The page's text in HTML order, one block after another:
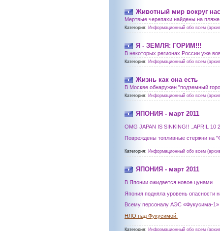
Животный мир вокруг нас
Мертвые черепахи найдены на
Категория: Информационный обо всем
Я - ЗЕМЛЯ: ГОРИМ!!!
В некоторых регионах России уже
Категория: Информационный обо всем
Жизнь как она есть
В Москве обнаружен "подземный
Категория: Информационный обо всем
ЯПОНИЯ - март 2011
OMG JAPAN IS SINKING!! ..APRIL 10
Повреждены топливные стержни на
Категория: Информационный обо всем
ЯПОНИЯ - март 2011
В Японии ожидается новое цунами
Япония подняла уровень опасности
Всему персоналу АЭС «Фукусима-1»
НЛО над Фукусимой.
Категория: Информационный обо всем